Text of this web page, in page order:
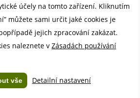
ZDE.
|Mapa stránek|Povinně zveřejňované
účely na tomto zařízení. Kliknutím
můžete sami určit jaké cookies je
jejich zpracování zakázat.
naleznete v Zásadách používání
vše Detailní nastavení